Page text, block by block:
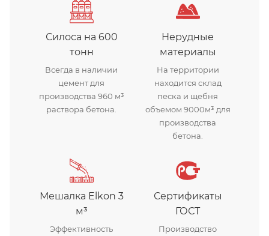
Силоса на 600
тонн
Всегда в наличии
цемент для
производства 960 м³
раствора бетона.
Нерудные
материалы
На территории
находится склад
песка и щебня
объемом 9000м³ для
производства
бетона.
Мешалка Elkon 3
м³
Эффективность
Сертификаты
ГОСТ
Производство